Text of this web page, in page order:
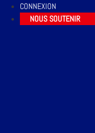
CONNEXION
NOUS SOUTENIR